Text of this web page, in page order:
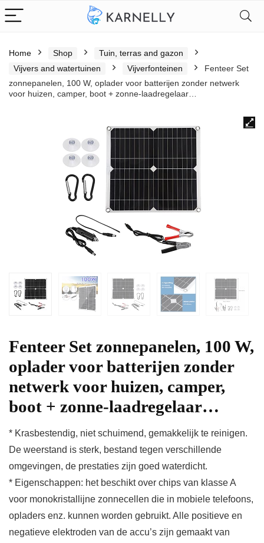
Home Shop
Tuin, terras and gazon
Vijvers and watertuinen
Vijverfonteinen
Fenteer Set
zonnepanelen, 100 W, oplader voor batterijen zonder netwerk
voor huizen, camper, boot + zonne-laadregelaar…
Fenteer Set zonnepanelen, 100 W,
oplader voor batterijen zonder
netwerk voor huizen, camper,
boot + zonne-laadregelaar…
* Krasbestendig, niet schuimend, gemakkelijk te reinigen.
De weerstand is sterk, bestand tegen verschillende
omgevingen, de prestaties zijn goed waterdicht.
* Eigenschappen: het beschikt over chips van klasse A
voor monokristallijne zonnecellen die in mobiele telefoons,
opladers enz. kunnen worden gebruikt. Alle positieve en
negatieve elektroden van de accu’s zijn gemaakt van